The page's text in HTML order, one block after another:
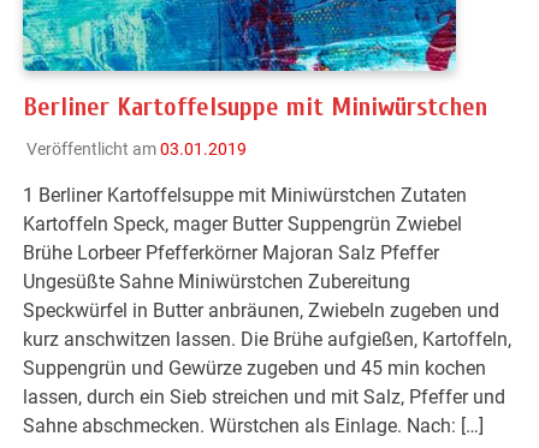
Berliner Kartoffelsuppe mit Miniwürstchen
Veröffentlicht am03.01.2019
1 Berliner Kartoffelsuppe mit Miniwürstchen Zutaten
Kartoffeln Speck, mager Butter Suppengrün Zwiebel
Brühe Lorbeer Pfefferkörner Majoran Salz Pfeffer
Ungesüßte Sahne Miniwürstchen Zubereitung
Speckwürfel in Butter anbräunen, Zwiebeln zugeben und
kurz anschwitzen lassen. Die Brühe aufgießen, Kartoffeln,
Suppengrün und Gewürze zugeben und 45 min kochen
lassen, durch ein Sieb streichen und mit Salz, Pfeffer und
Sahne abschmecken. Würstchen als Einlage. Nach: […]